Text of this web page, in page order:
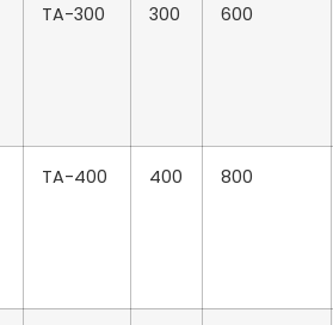
TA-300 300 600
TA-400 400 800